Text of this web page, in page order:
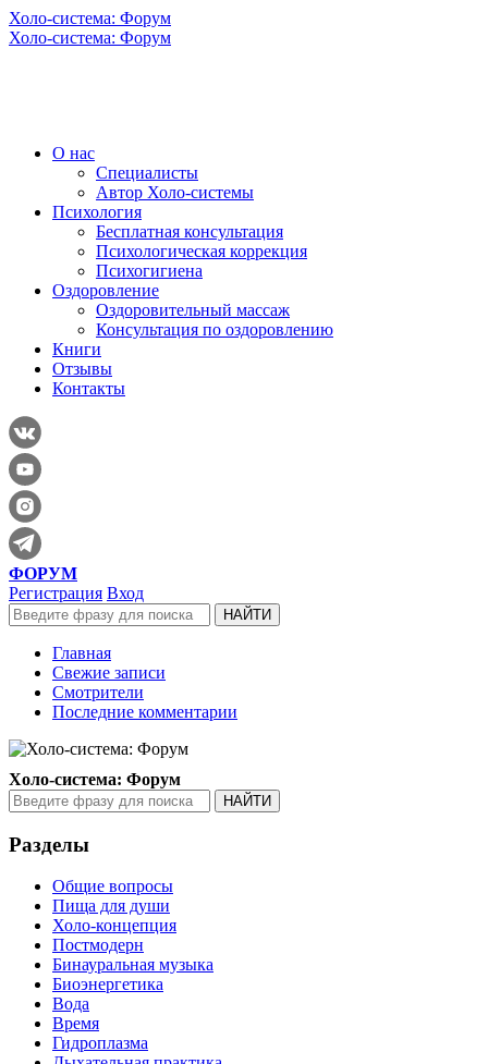
Холо-система: Форум
Холо-система: Форум
О нас
Специалисты
Автор Холо-системы
Психология
Бесплатная консультация
Психологическая коррекция
Психогигиена
Оздоровление
Оздоровительный массаж
Консультация по оздоровлению
Книги
Отзывы
Контакты
ФОРУМ
Регистрация Вход
Главная
Свежие записи
Смотрители
Последние комментарии
Холо-система: Форум
Разделы
Общие вопросы
Пища для души
Холо-концепция
Постмодерн
Бинауральная музыка
Биоэнергетика
Вода
Время
Гидроплазма